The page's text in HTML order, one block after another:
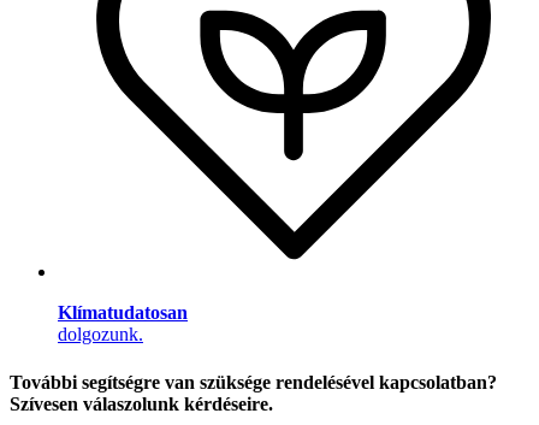
Klímatudatosan
dolgozunk.
További segítségre van szüksége rendelésével kapcsolatban?
Szívesen válaszolunk kérdéseire.